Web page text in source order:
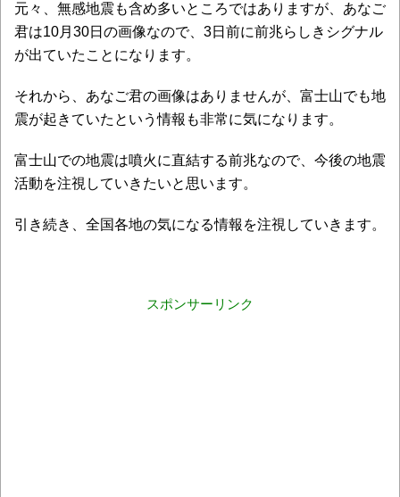
元々、無感地震も含め多いところではありますが、あなご
君は10月30日の画像なので、3日前に前兆らしきシグナル
が出ていたことになります。
それから、あなご君の画像はありませんが、富士山でも地
震が起きていたという情報も非常に気になります。
富士山での地震は噴火に直結する前兆なので、今後の地震
活動を注視していきたいと思います。
引き続き、全国各地の気になる情報を注視していきます。
スポンサーリンク